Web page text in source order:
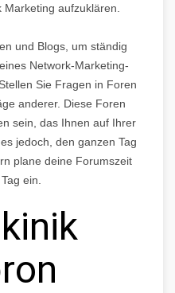
aufzuklären.
und Blogs, um ständig
Network-Marketing-
Sie Fragen in Foren
anderer. Diese Foren
sein, das Ihnen auf Ihrer
jedoch, den ganzen Tag
plane deine Forumszeit
ein.